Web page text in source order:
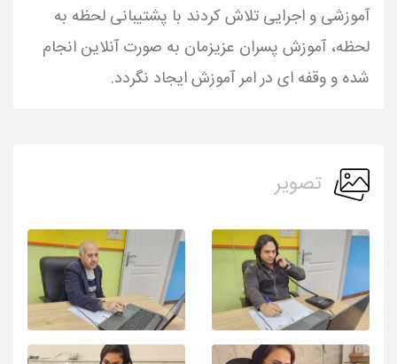
آموزشی و اجرایی تلاش کردند با پشتیبانی لحظه به
لحظه، آموزش پسران عزیزمان به صورت آنلاین انجام
شده و وقفه ای در امر آموزش ایجاد نگردد.
تصویر